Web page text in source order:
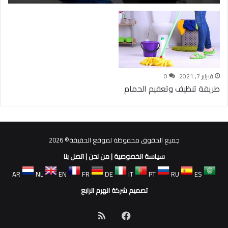
فبراير 7, 2021 0
طريقة تنظيف وتعقيم الحمام
جميع الحقوق محفوظة لموقع الحقيقة© 2026
سياسة الخصوصية|من نحن|اتصل بنا
AR
NL EN FR DE IT PT RU
ES
تصميم شركة الهرم الرابع
فيسبوك